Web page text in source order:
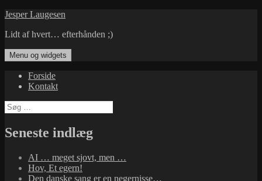
Hop
indhold
Jesper Laugesen
Lidt af hvert… efterhånden ;)
Menu og widgets
Forside
Kontakt
Søg
efter:
Seneste indlæg
AI … meget sjovt, men …
Hov, Et egern!
Den danske sang er en negernisse…